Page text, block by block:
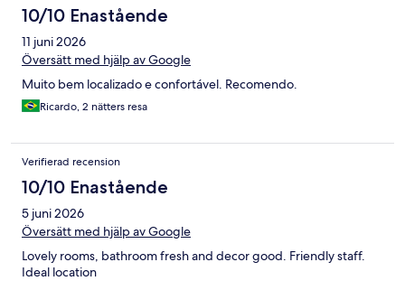
10/10 Enastående
11 juni 2026
Översätt med hjälp av Google
Muito bem localizado e confortável. Recomendo.
Ricardo, 2 nätters resa
Verifierad recension
10/10 Enastående
5 juni 2026
Översätt med hjälp av Google
Lovely rooms, bathroom fresh and decor good. Friendly staff.
Ideal location